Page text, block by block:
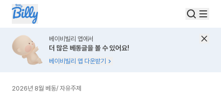
베이비빌리 앱에서
더 많은 베동글을 볼 수 있어요!
베이비빌리 앱 다운받기
2026년 8월 베동/ 자유주제